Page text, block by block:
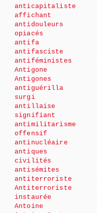
anticapitaliste
affichant
antidouleurs
opiacés
antifa
antifasciste
antiféministes
Antigone
Antigones
antiguérilla
surgi
antillaise
signifiant
antimilitarisme
offensif
antinucléaire
antiques
civilités
antisémites
antiterroriste
Antiterroriste
instaurée
Antoine